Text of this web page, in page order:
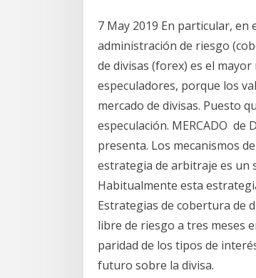
7 May 2019 En particular, en
administración de riesgo
de divisas (forex) es el
especuladores, porque los
mercado de divisas. Puesto
especulación. MERCADO de
presenta. Los mecanismos
estrategia de arbitraje es un
Habitualmente esta
Estrategias de cobertura de
libre de riesgo a tres meses
paridad de los tipos de
futuro sobre la divisa.